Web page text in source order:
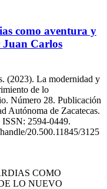
como aventura y
Juan Carlos
(2023). La modernidad y
de lo
Número 28. Publicación
Autónoma de Zacatecas.
2594-0449.
20.500.11845/3125
COMO
LO NUEVO